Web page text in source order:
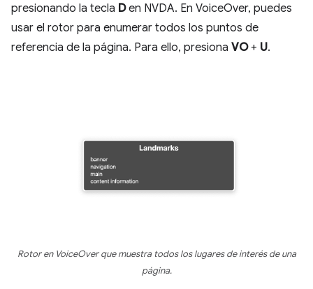
presionando la tecla Den NVDA. En VoiceOver, puedes
usar el rotor para enumerar todos los puntos de
referencia de la página. Para ello, presiona VO+ U.
Rotor en VoiceOver que muestra todos los lugares de interés de una
página.